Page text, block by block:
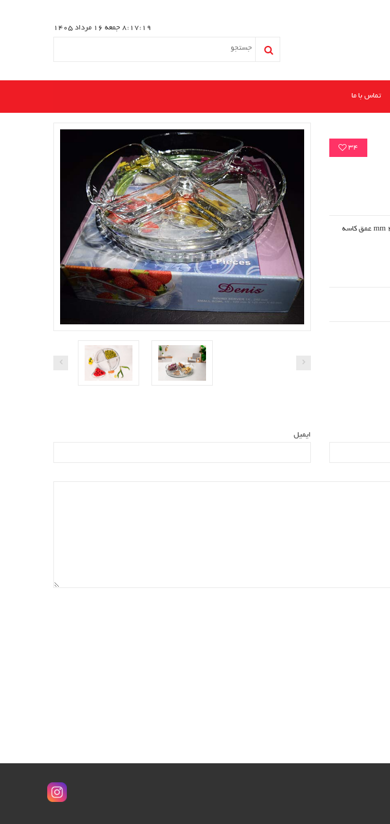
8:17:20 جمعه 16 مرداد 1405
تماس با ما
34
عمق : عمق سینی 20 mm عمق کاسه
ایمیل